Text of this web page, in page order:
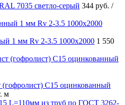
7035 светло-серый 344 руб. /
1 мм Rv 2-3.5 1000х2000 1 550
С15 оцинкованный
м